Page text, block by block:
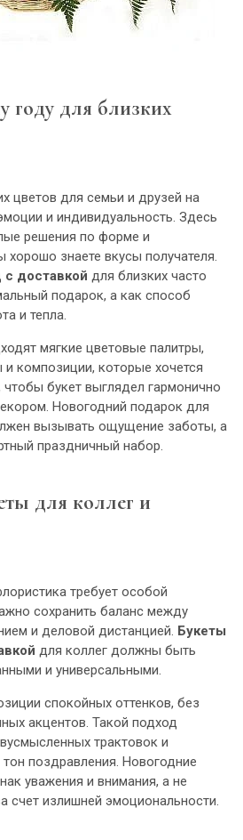
году для близких
цветов для семьи и друзей на
и индивидуальность. Здесь
решения по форме и
хорошо знаете вкусы получателя.
доставкой для близких часто
подарок, а как способ
и тепла.
мягкие цветовые палитры,
композиции, которые хочется
букет выглядел гармонично
Новогодний подарок для
вызывать ощущение заботы, а
праздничный набор.
для коллег и
требует особой
сохранить баланс между
и деловой дистанцией. Букеты
для коллег должны быть
и универсальными.
спокойных оттенков, без
акцентов. Такой подход
трактовок и
поздравления. Новогодние
уважения и внимания, а не
счет излишней эмоциональности.